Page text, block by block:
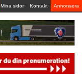
Mina sidor Kontakt Annonsera